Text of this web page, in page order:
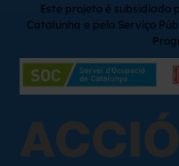
Este projeto é subsidiado
Catalunha e pelo Serviço